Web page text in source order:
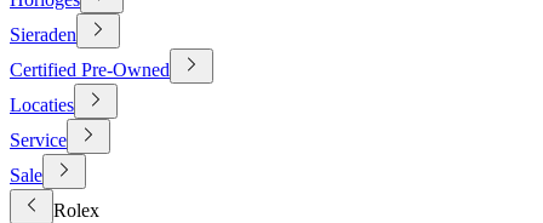
Sieraden
Certified Pre-Owned
Locaties
Service
Sale
Rolex